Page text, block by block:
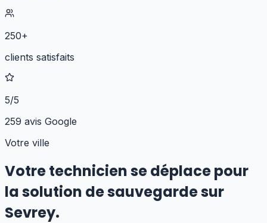
250+
clients satisfaits
5/5
259 avis Google
Votre ville
Votre technicien se déplace pour
la solution de sauvegardesur
Sevrey.